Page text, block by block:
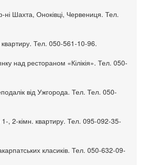
ні Шахта, Оноківці, Червениця. Тел.
Тел. 050-561-10-96.
над рестораном «Кілікія». Тел. 050-
від Ужгорода. Тел. Тел. 050-
, 2-кімн. квартиру. Тел. 095-092-35-
класиків. Тел. 050-632-09-